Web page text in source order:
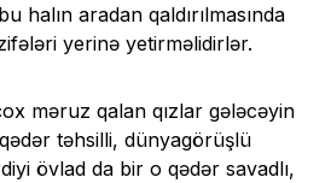
halın aradan qaldırılmasında
yerinə yetirməlidirlər.
məruz qalan qızlar gələcəyin
təhsilli, dünyagörüşlü
övlad da bir o qədər savadlı,